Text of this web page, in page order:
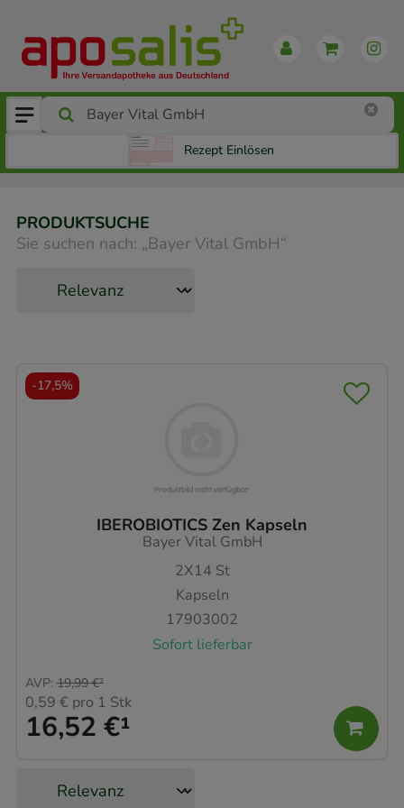
Rezept Einlösen
PRODUKTSUCHE
Sie suchen nach: „Bayer Vital GmbH“
IBEROBIOTICS Zen Kapseln
Bayer Vital GmbH
2X14 St
Kapseln
17903002
Sofort lieferbar
16,52 €¹
AVP: 19,99 €²
0,59 € pro 1 Stk
-17,5%